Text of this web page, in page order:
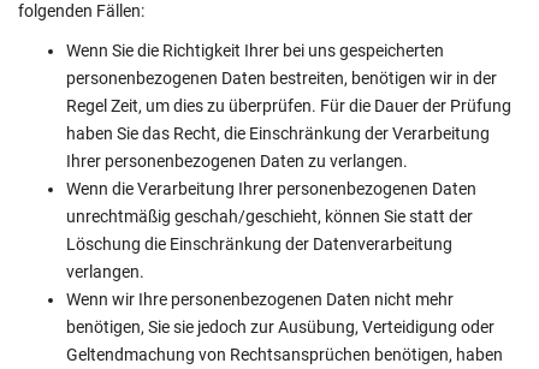
folgenden Fällen:
Wenn Sie die Richtigkeit Ihrer bei uns gespeicherten
personenbezogenen Daten bestreiten, benötigen wir in der
Regel Zeit, um dies zu überprüfen. Für die Dauer der Prüfung
haben Sie das Recht, die Einschränkung der Verarbeitung
Ihrer personenbezogenen Daten zu verlangen.
Wenn die Verarbeitung Ihrer personenbezogenen Daten
unrechtmäßig geschah/geschieht, können Sie statt der
Löschung die Einschränkung der Datenverarbeitung
verlangen.
Wenn wir Ihre personenbezogenen Daten nicht mehr
benötigen, Sie sie jedoch zur Ausübung, Verteidigung oder
Geltendmachung von Rechtsansprüchen benötigen, haben